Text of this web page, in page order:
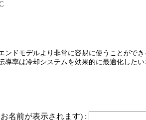
ンドモデルより非常に容易に使うことがで
導率は冷却システムを効果的に最適化したい
名前が表示されます) :